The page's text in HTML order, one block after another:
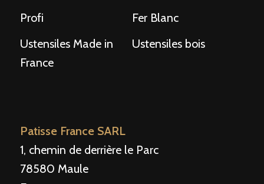
Profi
Fer Blanc
Ustensiles Made in
France
Ustensiles bois
Patisse France SARL
1, chemin de derrière le Parc
78580 Maule